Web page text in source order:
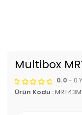
Multibox
0.0 - 0
Ürün Kodu :